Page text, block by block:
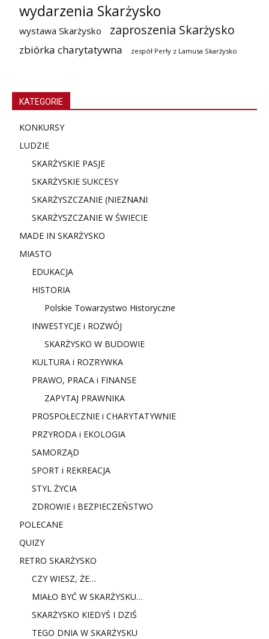
wydarzenia Skarżysko
wystawa Skarżysko zaproszenia Skarżysko
zbiórka charytatywna zespół Perły z Lamusa Skarżysko
KATEGORIE
KONKURSY
LUDZIE
SKARŻYSKIE PASJE
SKARŻYSKIE SUKCESY
SKARŻYSZCZANIE (NIEZNANI
SKARŻYSZCZANIE W ŚWIECIE
MADE IN SKARŻYSKO
MIASTO
EDUKACJA
HISTORIA
Polskie Towarzystwo Historyczne
INWESTYCJE i ROZWÓJ
SKARŻYSKO W BUDOWIE
KULTURA i ROZRYWKA
PRAWO, PRACA i FINANSE
ZAPYTAJ PRAWNIKA
PROSPOŁECZNIE i CHARYTATYWNIE
PRZYRODA i EKOLOGIA
SAMORZĄD
SPORT i REKREACJA
STYL ŻYCIA
ZDROWIE i BEZPIECZEŃSTWO
POLECANE
QUIZY
RETRO SKARŻYSKO
CZY WIESZ, ŻE…
MIAŁO BYĆ W SKARŻYSKU…
SKARŻYSKO KIEDYŚ I DZIŚ
TEGO DNIA W SKARŻYSKU